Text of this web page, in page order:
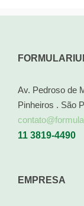
Av. Pedroso de
Pinheiros . São
11 3819-4490
EMPRESA